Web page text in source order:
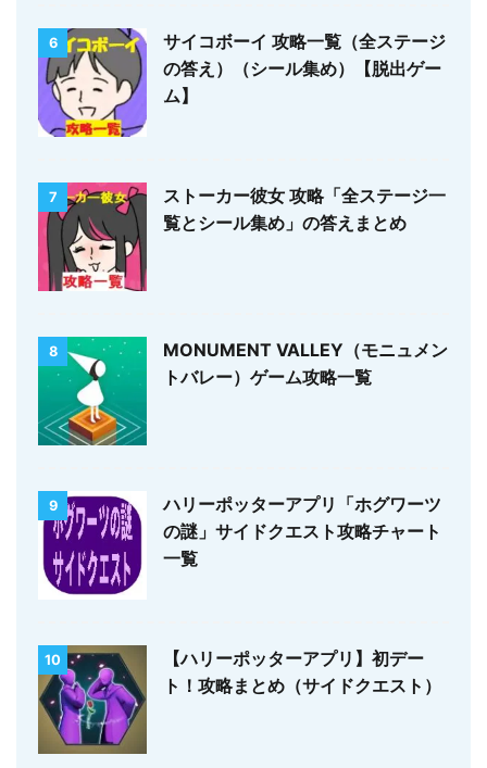
6
サイコボーイ 攻略一覧（全ステージ
の答え）（シール集め）【脱出ゲー
ム】
7
ストーカー彼女 攻略「全ステージ一
覧とシール集め」の答えまとめ
8
MONUMENT VALLEY（モニュメン
トバレー）ゲーム攻略一覧
9
ハリーポッターアプリ「ホグワーツ
の謎」サイドクエスト攻略チャート
一覧
10
【ハリーポッターアプリ】初デー
ト！攻略まとめ（サイドクエスト）